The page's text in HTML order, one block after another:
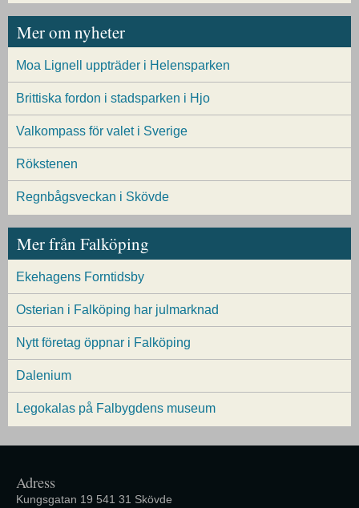
Mer om nyheter
Moa Lignell uppträder i Helensparken
Brittiska fordon i stadsparken i Hjo
Valkompass för valet i Sverige
Rökstenen
Regnbågsveckan i Skövde
Mer från Falköping
Ekehagens Forntidsby
Osterian i Falköping har julmarknad
Nytt företag öppnar i Falköping
Dalenium
Legokalas på Falbygdens museum
Adress
Kungsgatan 19 541 31 Skövde